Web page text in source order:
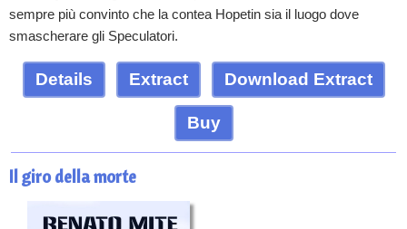
sempre più convinto che la contea Hopetin sia il luogo dove
smascherare gli Speculatori.
Details Extract Download Extract
Buy
Il giro della morte